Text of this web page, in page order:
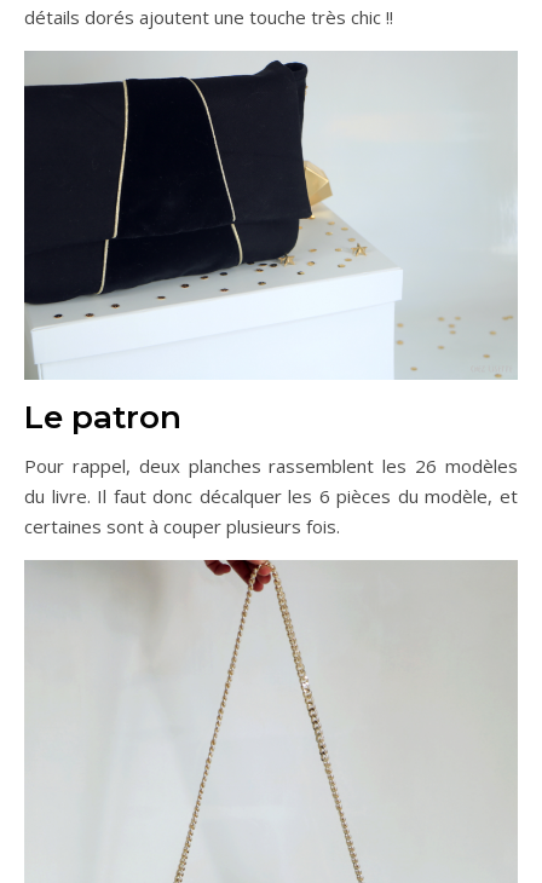
détails dorés ajoutent une touche très chic !!
Le patron
Pour rappel, deux planches rassemblent les 26 modèles
du livre. Il faut donc décalquer les 6 pièces du modèle, et
certaines sont à couper plusieurs fois.